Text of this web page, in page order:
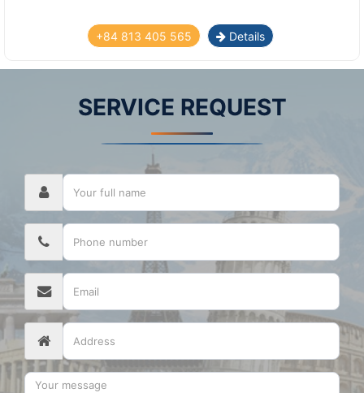
+84 813 405 565 Details
SERVICE REQUEST